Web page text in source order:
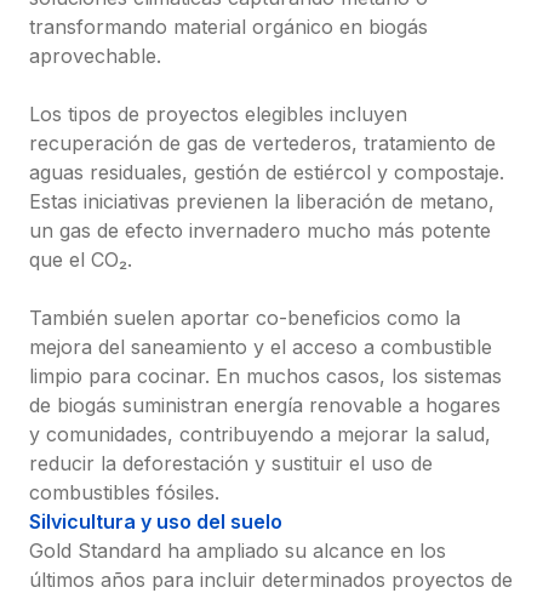
transformando material orgánico en biogás
aprovechable.
Los tipos de proyectos elegibles incluyen
recuperación de gas de vertederos, tratamiento de
aguas residuales, gestión de estiércol y compostaje.
Estas iniciativas previenen la liberación de metano,
un gas de efecto invernadero mucho más potente
que el CO₂.
También suelen aportar co-beneficios como la
mejora del saneamiento y el acceso a combustible
limpio para cocinar. En muchos casos, los sistemas
de biogás suministran energía renovable a hogares
y comunidades, contribuyendo a mejorar la salud,
reducir la deforestación y sustituir el uso de
combustibles fósiles.
Silvicultura y uso del suelo
Gold Standard ha ampliado su alcance en los
últimos años para incluir determinados proyectos de